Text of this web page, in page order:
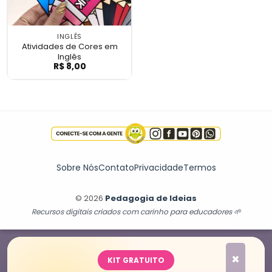
INGLÊS
Atividades de Cores em
Inglês
Atividades de Cores em Inglês
R$8,00
Sobre NósContatoPrivacidadeTermos
© 2026 Pedagogia de Ideias
Recursos digitais criados com carinho para educadores 🌱
×
KIT GRATUITO